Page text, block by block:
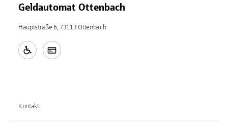
Geldautomat Ottenbach
Hauptstraße 6, 73113 Ottenbach
Kontakt